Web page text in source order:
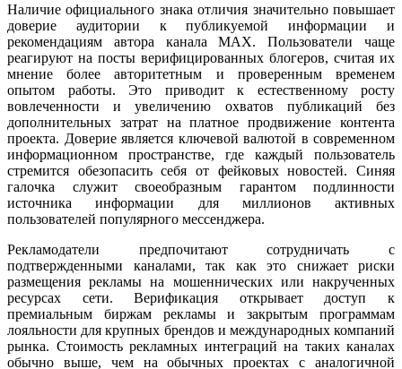
Наличие официального знака отличия значительно повышает
доверие аудитории к публикуемой информации и
рекомендациям автора канала MAX. Пользователи чаще
реагируют на посты верифицированных блогеров, считая их
мнение более авторитетным и проверенным временем
опытом работы. Это приводит к естественному росту
вовлеченности и увеличению охватов публикаций без
дополнительных затрат на платное продвижение контента
проекта. Доверие является ключевой валютой в современном
информационном пространстве, где каждый пользователь
стремится обезопасить себя от фейковых новостей. Синяя
галочка служит своеобразным гарантом подлинности
источника информации для миллионов активных
пользователей популярного мессенджера.
Рекламодатели предпочитают сотрудничать с
подтвержденными каналами, так как это снижает риски
размещения рекламы на мошеннических или накрученных
ресурсах сети. Верификация открывает доступ к
премиальным биржам рекламы и закрытым программам
лояльности для крупных брендов и международных компаний
рынка. Стоимость рекламных интеграций на таких каналах
обычно выше, чем на обычных проектах с аналогичной